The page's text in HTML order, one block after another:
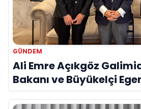
GÜNDEM
Ali Emre Açıkgöz
Bakanı ve Büyükelçi
Bir Araya Geldi